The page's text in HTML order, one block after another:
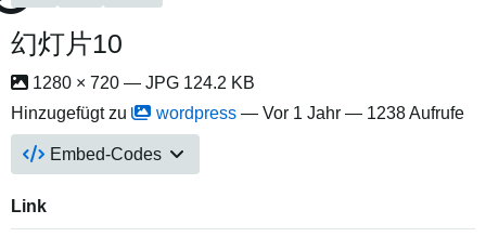
幻灯片10
1280 × 720 — JPG 124.2 KB
Hinzugefügt zu
wordpress — Vor 1 Jahr — 1238 Aufrufe
Embed-Codes
Link